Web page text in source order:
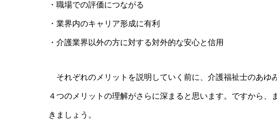
・職場での評価につながる
・業界内のキャリア形成に有利
・介護業界以外の方に対する対外的な安心と信用
それぞれのメリットを説明していく前に、介護福祉士のあゆ
４つのメリットの理解がさらに深まると思います。ですから
きましょう。